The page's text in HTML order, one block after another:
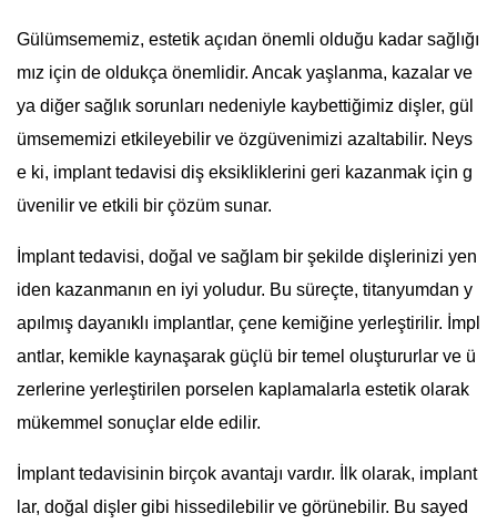
Gülümsememiz, estetik açıdan önemli olduğu kadar sağlığı
mız için de oldukça önemlidir. Ancak yaşlanma, kazalar ve
ya diğer sağlık sorunları nedeniyle kaybettiğimiz dişler, gül
ümsememizi etkileyebilir ve özgüvenimizi azaltabilir. Neys
e ki, implant tedavisi diş eksikliklerini geri kazanmak için g
üvenilir ve etkili bir çözüm sunar.
İmplant tedavisi, doğal ve sağlam bir şekilde dişlerinizi yen
iden kazanmanın en iyi yoludur. Bu süreçte, titanyumdan y
apılmış dayanıklı implantlar, çene kemiğine yerleştirilir. İmpl
antlar, kemikle kaynaşarak güçlü bir temel oluştururlar ve ü
zerlerine yerleştirilen porselen kaplamalarla estetik olarak
mükemmel sonuçlar elde edilir.
İmplant tedavisinin birçok avantajı vardır. İlk olarak, implant
lar, doğal dişler gibi hissedilebilir ve görünebilir. Bu sayed